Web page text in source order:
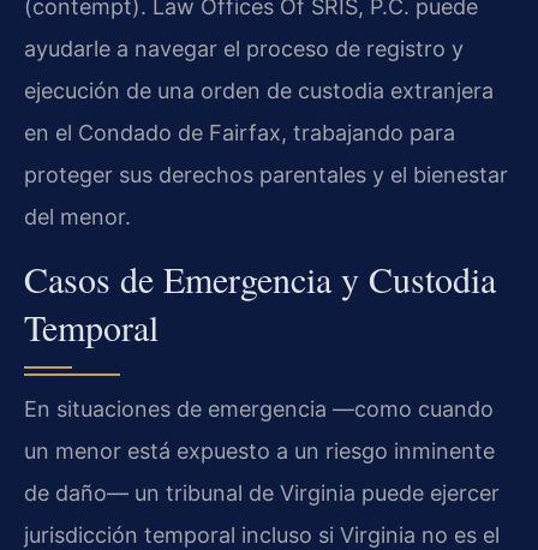
(contempt). Law Offices Of SRIS, P.C. puede
ayudarle a navegar el proceso de registro y
ejecución de una orden de custodia extranjera
en el Condado de Fairfax, trabajando para
proteger sus derechos parentales y el bienestar
del menor.
Casos de Emergencia y Custodia
Temporal
En situaciones de emergencia —como cuando
un menor está expuesto a un riesgo inminente
de daño— un tribunal de Virginia puede ejercer
jurisdicción temporal incluso si Virginia no es el